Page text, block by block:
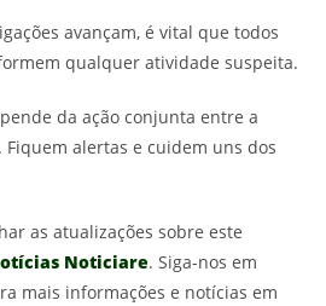
avançam, é vital que todos
qualquer atividade suspeita.
da ação conjunta entre a
alertas e cuidem uns dos
as atualizações sobre este
Noticiare. Siga-nos em
mais informações e notícias em